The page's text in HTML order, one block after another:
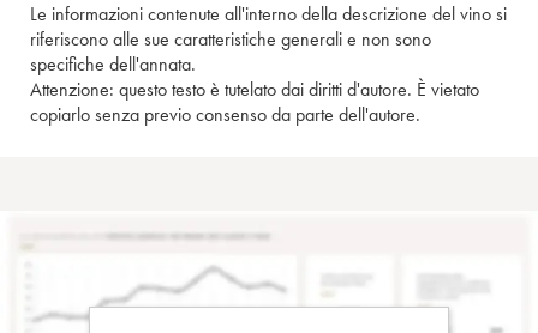
Le informazioni contenute all'interno della descrizione del vino si
riferiscono alle sue caratteristiche generali e non sono
specifiche dell'annata.
Attenzione: questo testo è tutelato dai diritti d'autore. È vietato
copiarlo senza previo consenso da parte dell'autore.